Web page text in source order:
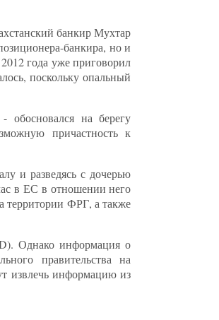
банкир Мухтар
банкира, но и
года уже приговорил
поскольку опальный
на берегу
причастность к
и разведясь с дочерью
в ЕС в отношении него
территории ФРГ, а также
Однако информация о
правительства на
извлечь информацию из